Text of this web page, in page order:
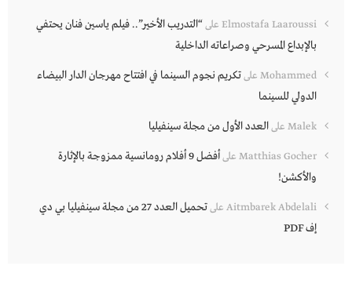
Elmostafa Laaroussi على“التدريب الأخير”.. فيلم ياسين فنان يحتفي
بالإبداع المسرحي وصراعاته الداخلية
Mohammed علىتكريم نجوم السينما في افتتاح مهرجان الدار البيضاء
الدولي للسينما
Malek علىالعدد الأول من مجلة سينفيليا
Matthias Gocher على
أفضل 9 أفلام رومانسية ممزوجة بالإثارة
والأكشن!
Aitmbarek Abdelali على
تحميل العدد 27 من مجلة سينفيليا بي دي
إف PDF